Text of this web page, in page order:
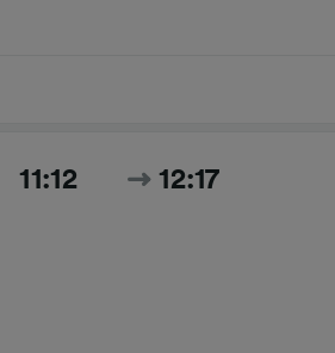
11:12 12:17